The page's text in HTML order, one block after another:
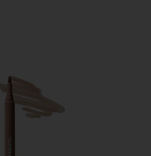
LIP STAIN 립 스테인